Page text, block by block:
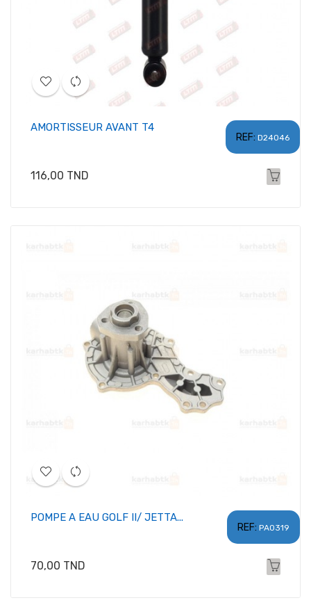
REF: D24046
AMORTISSEUR AVANT T4
Prix
116,00 TND
REF: PA0319
POMPE A EAU GOLF II/ JETTA...
Prix
70,00 TND